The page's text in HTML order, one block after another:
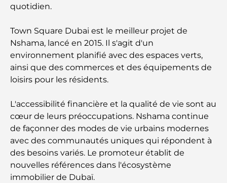
endroits pour des photos époustouflantes
Oberoi Spa Dubai – Une retraite de bien-être
paisible
Knowledge in Dubai
Les meilleurs hôtels de Jumeirah Beach
Residence pour un séjour parfait à Dubaï
Types de biens immobiliers à louer à Dubaï :
Guide complet pour les locataires
quotidien.
Town Square Dubai est le meilleur projet de
Nshama, lancé en 2015. Il s'agit d'un
environnement planifié avec des espaces verts,
ainsi que des commerces et des équipements de
loisirs pour les résidents.
L'accessibilité financière et la qualité de vie sont au
cœur de leurs préoccupations. Nshama continue
de façonner des modes de vie urbains modernes
avec des communautés uniques qui répondent à
des besoins variés. Le promoteur établit de
nouvelles références dans l'écosystème
immobilier de Dubaï.